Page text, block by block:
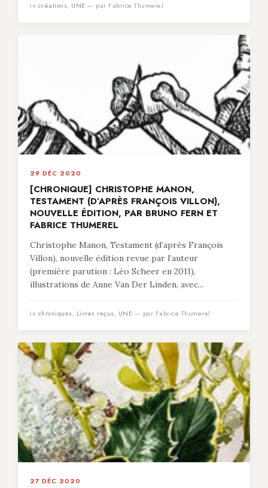
in créations, UNE — par Fabrice Thumerel
29 DÉC 2020
[CHRONIQUE] CHRISTOPHE MANON,
TESTAMENT (D’APRÈS FRANÇOIS VILLON),
NOUVELLE ÉDITION, PAR BRUNO FERN ET
FABRICE THUMEREL
Christophe Manon, Testament (d’après François
Villon), nouvelle édition revue par l’auteur
(première parution : Léo Scheer en 2011),
illustrations de Anne Van Der Linden, avec...
in chroniques, Livres reçus, UNE — par Fabrice Thumerel
27 DÉC 2020